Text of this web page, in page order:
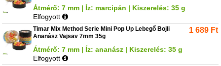
Átmérő: 7 mm | Íz: marcipán | Kiszerelés: 35 g
Elfogyott
Timar Mix Method Serie Mini Pop Up Lebegő Bojli
Ananász Vajsav 7mm 35g
Átmérő: 7 mm | Íz: ananász | Kiszerelés: 35 g
Elfogyott
1 689 Ft